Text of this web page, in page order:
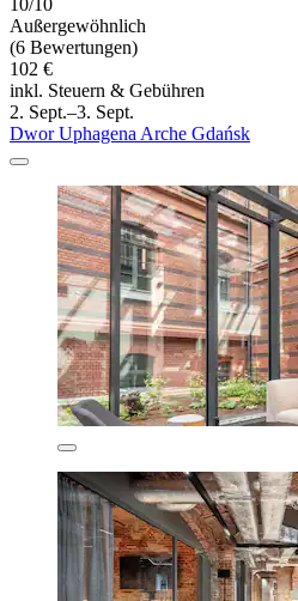
Außergewöhnlich
(6 Bewertungen)
102 €
inkl. Steuern & Gebühren
2. Sept.–3. Sept.
Dwor Uphagena Arche Gdańsk